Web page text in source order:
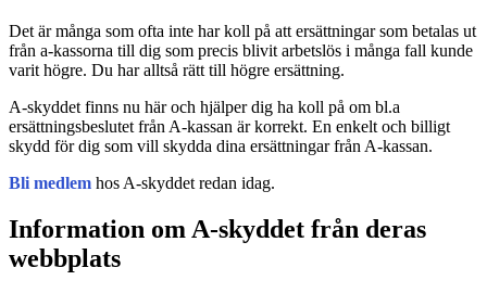
Det är många som ofta inte har koll på att ersättningar som betalas ut
från a-kassorna till dig som precis blivit arbetslös i många fall kunde
varit högre. Du har alltså rätt till högre ersättning.
A-skyddet finns nu här och hjälper dig ha koll på om bl.a
ersättningsbeslutet från A-kassan är korrekt. En enkelt och billigt
skydd för dig som vill skydda dina ersättningar från A-kassan.
Bli medlem hos A-skyddet redan idag.
Information om A-skyddet från deras
webbplats